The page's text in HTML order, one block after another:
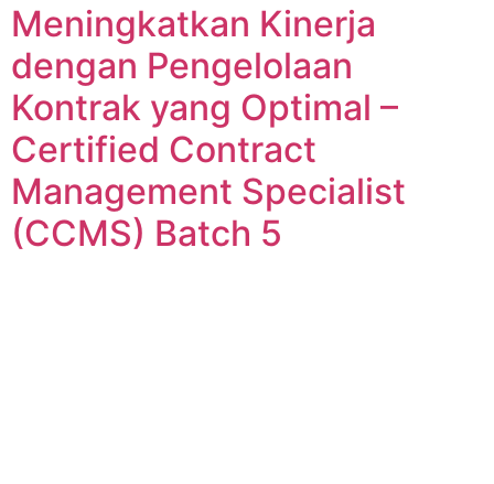
Meningkatkan Kinerja
dengan Pengelolaan
Kontrak yang Optimal –
Certified Contract
Management Specialist
(CCMS) Batch 5